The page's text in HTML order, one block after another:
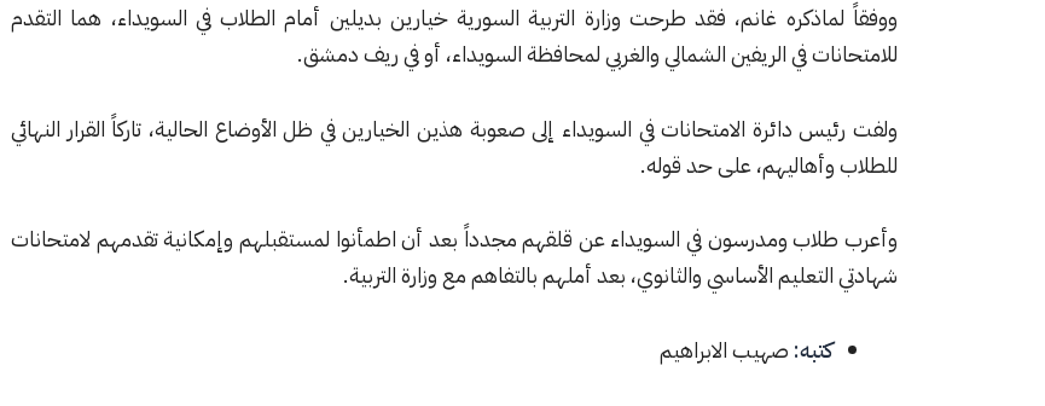
ووفقاً لماذكره غانم، فقد طرحت وزارة التربية السورية خيارين بديلين أمام الطلاب في السويداء، هما التقدم
للامتحانات في الريفين الشمالي والغربي لمحافظة السويداء، أو في ريف دمشق.
ولفت رئيس دائرة الامتحانات في السويداء إلى صعوبة هذين الخيارين في ظل الأوضاع الحالية، تاركاً القرار النهائي
للطلاب وأهاليهم، على حد قوله.
وأعرب طلاب ومدرسون في السويداء عن قلقهم مجدداً بعد أن اطمأنوا لمستقبلهم وإمكانية تقدمهم لامتحانات
شهادتي التعليم الأساسي والثانوي، بعد أملهم بالتفاهم مع وزارة التربية.
كتبه: صهيب الابراهيم